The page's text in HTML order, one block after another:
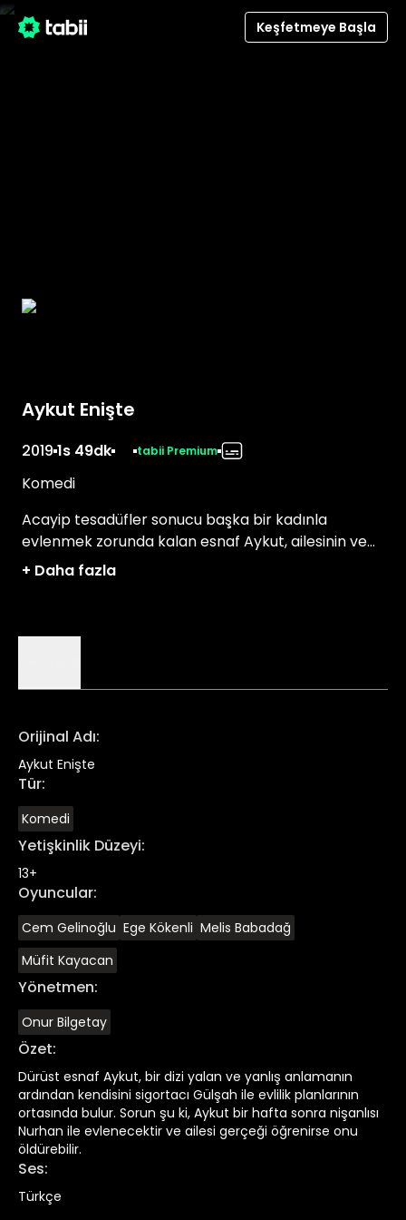
Keşfetmeye Başla
Aykut Enişte
2019 1s 49dk tabii Premium
Komedi
Acayip tesadüfler sonucu başka bir kadınla
evlenmek zorunda kalan esnaf Aykut, ailesinin ve
nişanlısının gazabından kurtulmak zorundadır.
+ Daha fazla
Orijinal Adı:
Aykut Enişte
Tür:
Komedi
Yetişkinlik Düzeyi:
13+
Oyuncular:
Cem Gelinoğlu Ege Kökenli Melis Babadağ
Müfit Kayacan
Yönetmen:
Onur Bilgetay
Özet:
Dürüst esnaf Aykut, bir dizi yalan ve yanlış anlamanın
ardından kendisini sigortacı Gülşah ile evlilik planlarının
ortasında bulur. Sorun şu ki, Aykut bir hafta sonra nişanlısı
Nurhan ile evlenecektir ve ailesi gerçeği öğrenirse onu
öldürebilir.
Ses:
Türkçe
/detail/182328/aykut-eniste